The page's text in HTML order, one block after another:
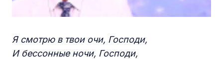
Я смотрю в твои очи, Господи,
И бессонные ночи, Господи,